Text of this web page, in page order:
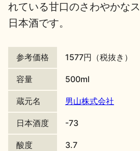
地酒川柳 地酒小
日本酒の楽しみ方特集
地酒・イベント情報
れている甘口のさわやかな
日本酒です。
参考価格 1577円（税抜き）
容量 500ml
蔵元名 男山株式会社
日本酒度 -73
酸度 3.7